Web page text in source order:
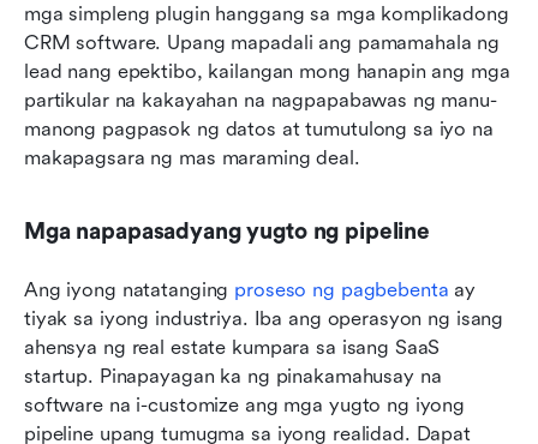
mga simpleng plugin hanggang sa mga komplikadong
CRM software. Upang mapadali ang pamamahala ng
lead nang epektibo, kailangan mong hanapin ang mga
partikular na kakayahan na nagpapabawas ng manu-
manong pagpasok ng datos at tumutulong sa iyo na
makapagsara ng mas maraming deal.
Mga napapasadyang yugto ng pipeline
Ang iyong natatanging proseso ng pagbebenta ay
tiyak sa iyong industriya. Iba ang operasyon ng isang
ahensya ng real estate kumpara sa isang SaaS
startup. Pinapayagan ka ng pinakamahusay na
software na i-customize ang mga yugto ng iyong
pipeline upang tumugma sa iyong realidad. Dapat